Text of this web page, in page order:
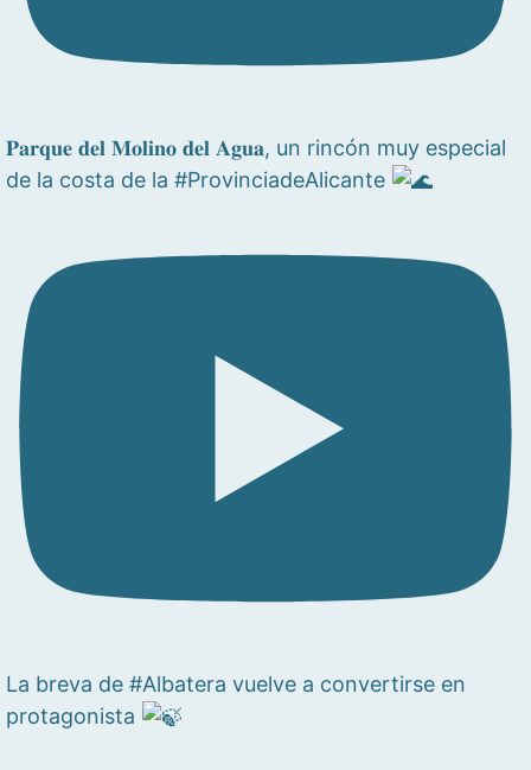
𝐏𝐚𝐫𝐪𝐮𝐞 𝐝𝐞𝐥 𝐌𝐨𝐥𝐢𝐧𝐨 𝐝𝐞𝐥 𝐀𝐠𝐮𝐚, un rincón muy especial
de la costa de la #ProvinciadeAlicante
La breva de #Albatera vuelve a convertirse en
protagonista